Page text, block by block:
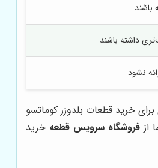
داشته باشند
نشود
خرید قطعات بلدوزر کوماتسو
از فروشگاه سرویس قطعه خرید